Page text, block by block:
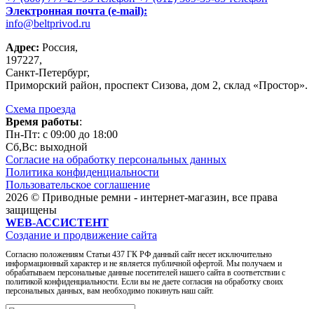
Электронная почта (e-mail):
info@beltprivod.ru
Адрес: Россия,
197227,
Санкт-Петербург,
Приморский район, проспект Сизова, дом 2, склад «Простор».
Схема проезда
Время работы:
Пн-Пт: c 09:00 до 18:00
Сб,Вc: выходной
Согласие на обработку персональных данных
Политика конфиденциальности
Пользовательское соглашение
2026 © Приводные ремни - интернет-магазин, все права
защищены
WEB-АССИСТЕНТ
Создание и продвижение сайта
Согласно положениям Статьи 437 ГК РФ данный сайт несет исключительно
информационный характер и не является публичной офертой. Мы получаем и
обрабатываем персональные данные посетителей нашего сайта в соответствии с
политикой конфиденциальности. Если вы не даете согласия на обработку своих
персональных данных, вам необходимо покинуть наш сайт.